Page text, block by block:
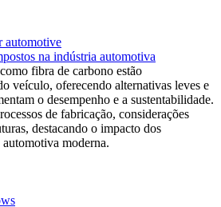
na indústria automotiva
fibra de carbono estão
veículo, oferecendo alternativas leves e
o desempenho e a sustentabilidade.
de fabricação, considerações
destacando o impacto dos
moderna.